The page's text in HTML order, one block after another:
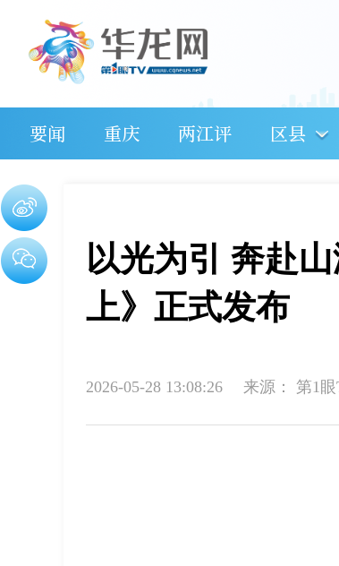
要闻 重庆 两江评 区县
以光为引 奔赴
上》正式发布
2026-05-28 13:08:26 来源： 第1眼